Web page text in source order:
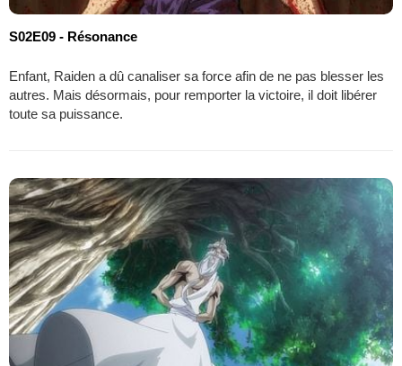
S02E09 - Résonance
Enfant, Raiden a dû canaliser sa force afin de ne pas blesser les
autres. Mais désormais, pour remporter la victoire, il doit libérer
toute sa puissance.